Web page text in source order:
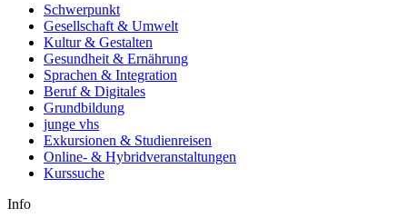
Schwerpunkt
Gesellschaft & Umwelt
Kultur & Gestalten
Gesundheit & Ernährung
Sprachen & Integration
Beruf & Digitales
Grundbildung
junge vhs
Exkursionen & Studienreisen
Online- & Hybridveranstaltungen
Kurssuche
Info